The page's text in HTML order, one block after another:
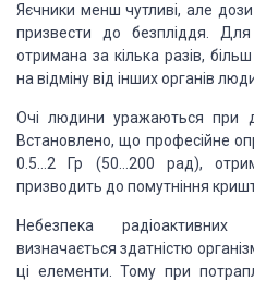
Яєчники менш чутливі, але
призвести до безпліддя.
отримана за кілька разів,
на відміну від інших органів
Очі людини уражаються при
Встановлено, що професійне
0.5…2 Гр (50…200 рад),
призводить до помутніння
Небезпека
визначається здатністю
ці елементи. Тому при